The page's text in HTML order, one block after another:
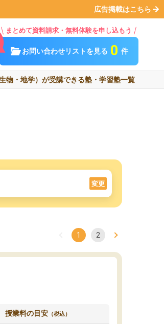
広告掲載はこちら
まとめて資料請求・無料体験を申し込もう
お問い合わせリストを見る 0 件
物・地学）が受講できる塾・学習塾一覧
変更
1 2
授業料の目安 （税込）